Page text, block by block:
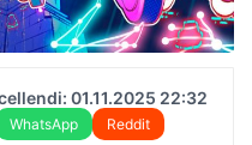
01.11.2025 22:32
WhatsApp
Reddit